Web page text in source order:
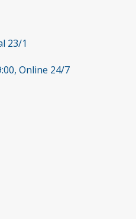
23/1
Online 24/7